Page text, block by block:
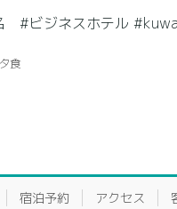
#ビジネスホテル
食
宿泊予約 アクセス